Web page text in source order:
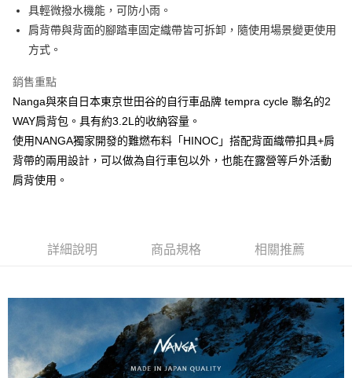
國泰世華商業銀行
臺灣中小企業銀行
台中商業銀行
匯豐（台灣）商業銀行
聯邦商業銀行
元大商業銀行
台新國際商業銀行
中國信託商業銀行
台灣樂天信用卡公司
Apple Pay
ATM付款
運送方式
全家取貨付款
每筆NT$60，滿NT$490(含以上)免運費
付款後全家取貨
每筆NT$60，滿NT$490(含以上)免運費
每筆NT$80，滿NT$490(含以上)免運費
離島宅配
具輕微撥水機能，可防小雨。
肩背帶與背面的腳踏車固定織帶皆可拆卸，隨使用場景變更使用
方式。
銷售重點
Nanga與來自日本東京世田谷的自行車品牌 tempra cycle 聯名的2
WAY肩背包。具有約3.2L的收納容量。
使用NANGA獨家開發的難燃布料「HINOC」搭配背面織帶扣具+肩
背帶的兩用設計，可以做為自行車包以外，也能在露營等戶外活動
肩背使用。
詳細說明 商品規格 相關推薦